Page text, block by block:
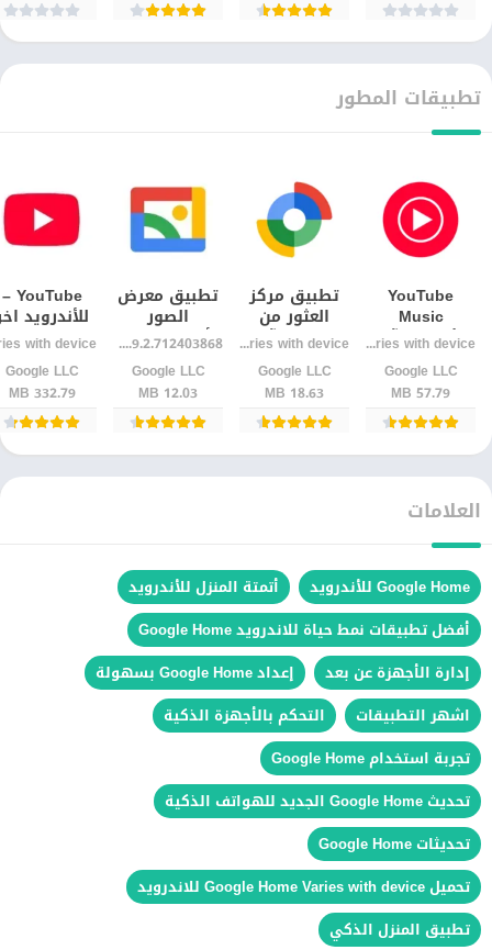
تطبيقات المطور
YouTube
Music
للأندرويد آخر
إصدارجديد Varies with device
Google LLC‏
57.79 MB
تطبيق مركز
العثور من
Google آخر
إصدار
Varies with device
Google LLC‏
18.63 MB
تطبيق معرض
الصور
الأندرويد – اخر
اصدار
1.9.2.712403868 release
Google LLC‏
12.03 MB
YouTube –
للأندرويد
إصدار
رسمي
Google LLC‏
332.79 MB
العلامات
Google Home للأندرويد
أتمتة المنزل للأندرويد
أفضل تطبيقات نمط حياة للاندرويد Google Home
إدارة الأجهزة عن بعد
إعداد Google Home بسهولة
اشهر التطبيقات
التحكم بالأجهزة الذكية
تجربة استخدام Google Home
تحديث Google Home الجديد للهواتف الذكية
تحديثات Google Home
تحميل Google Home Varies with device للاندرويد
تطبيق المنزل الذكي